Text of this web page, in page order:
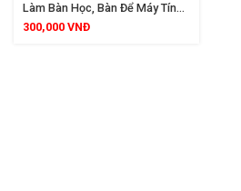
Làm Bàn Học, Bàn Để Máy Tính,
Chất Liệu Gỗ MDF, Khung Sắt
300,000 VNĐ